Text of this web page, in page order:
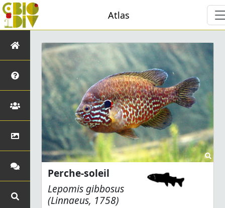
Atlas
Perche-soleil
Lepomis gibbosus
(Linnaeus, 1758)